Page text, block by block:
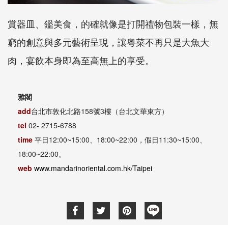
賞器皿、鑑美食，的確就像是打開禮物包裝一樣，無
窮的創意與多元藝術呈現，讓粵菜不再只是大魚大
肉，宴飲本身即為至高無上的享受。
雅閣
add台北市敦化北路158號3樓（台北文華東方）
tel 02- 2715-6788
time 平日12:00~15:00、18:00~22:00，假日11:30~15:00、
18:00~22:00。
web www.mandarinoriental.com.hk/Taipei